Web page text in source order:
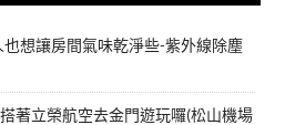
也想讓房間氣味乾淨些-紫外線除塵
搭著立榮航空去金門遊玩囉(松山機場